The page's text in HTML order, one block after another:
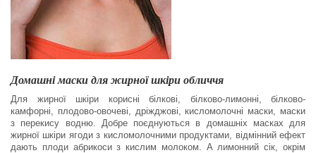
Домашні маски для жирної шкіри обличчя
Для жирної шкіри корисні білкові, білково-лимонні, білково-
камфорні, плодово-овочеві, дріжджові, кисломолочні маски, маски
з перекису водню. Добре поєднуються в домашніх масках для
жирної шкіри ягоди з кисломолочними продуктами, відмінний ефект
дають плоди абрикоси з кислим молоком. А лимонний сік, окрім